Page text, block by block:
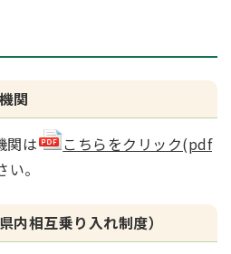
関
関は
こちらをクリック(pdf
。
内相互乗り入れ制度）